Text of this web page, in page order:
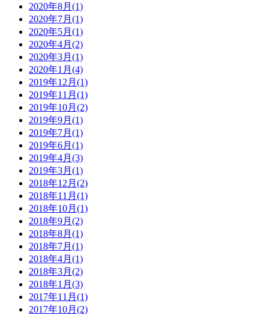
2020年8月(1)
2020年7月(1)
2020年5月(1)
2020年4月(2)
2020年3月(1)
2020年1月(4)
2019年12月(1)
2019年11月(1)
2019年10月(2)
2019年9月(1)
2019年7月(1)
2019年6月(1)
2019年4月(3)
2019年3月(1)
2018年12月(2)
2018年11月(1)
2018年10月(1)
2018年9月(2)
2018年8月(1)
2018年7月(1)
2018年4月(1)
2018年3月(2)
2018年1月(3)
2017年11月(1)
2017年10月(2)